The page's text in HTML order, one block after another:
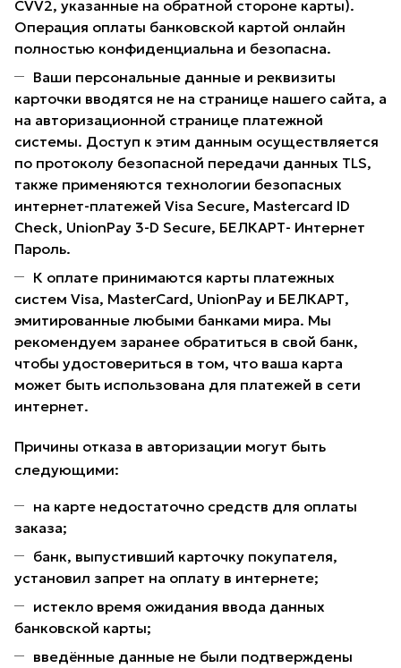
CVV2, указанные на обратной стороне карты).
Операция оплаты банковской картой онлайн
полностью конфиденциальна и безопасна.
Ваши персональные данные и реквизиты
карточки вводятся не на странице нашего сайта, а
на авторизационной странице платежной
системы. Доступ к этим данным осуществляется
по протоколу безопасной передачи данных TLS,
также применяются технологии безопасных
интернет-платежей Visa Secure, Mastercard ID
Check, UnionPay 3-D Secure, БЕЛКАРТ- Интернет
Пароль.
К оплате принимаются карты платежных
систем Visa, MasterCard, UnionPay и БЕЛКАРТ,
эмитированные любыми банками мира. Мы
рекомендуем заранее обратиться в свой банк,
чтобы удостовериться в том, что ваша карта
может быть использована для платежей в сети
интернет.
Причины отказа в авторизации могут быть
следующими:
на карте недостаточно средств для оплаты
заказа;
банк, выпустивший карточку покупателя,
установил запрет на оплату в интернете;
истекло время ожидания ввода данных
банковской карты;
введённые данные не были подтверждены